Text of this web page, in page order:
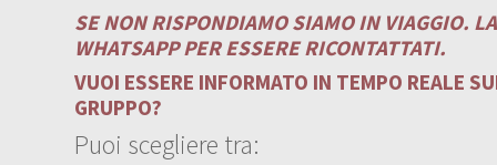
SE NON RISPONDIAMO SIAMO IN VIAGGIO.
WHATSAPP PER ESSERE RICONTATTATI.
VUOI ESSERE INFORMATO IN TEMPO REALE
GRUPPO?
Puoi scegliere tra: